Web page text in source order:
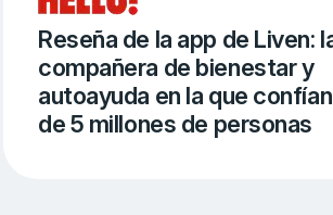
Reseña de la app de Liven:
compañera de bienestar y
autoayuda en la que
de 5 millones de personas